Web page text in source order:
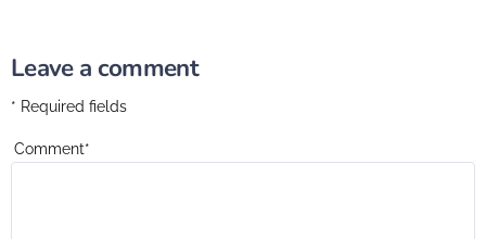
Leave a comment
* Required fields
Comment*